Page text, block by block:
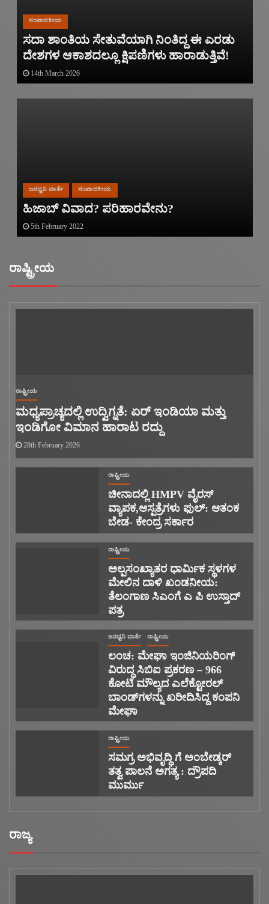
ಸಂಪಾದಕೀಯ
ಸದಾ ಶಾಂತಿಯ ಸೇತುವೆಯಾಗಿ ನಿಂತಿದ್ದ ಈ ಎರಡು
ದೇಶಗಳ ಆಕಾಶದಲ್ಲೂ ಕ್ಷಿಪಣಿಗಳು ಹಾರಾಡುತ್ತಿವೆ!
14th March 2026
ಜನಧ್ವನಿ ವಾರ್ತೆ ಸಂಪಾದಕೀಯ
ಹಿಜಾಬ್ ವಿವಾದ? ಪರಿಹಾರವೇನು?
5th February 2022
ರಾಷ್ಟ್ರೀಯ
ರಾಷ್ಟ್ರೀಯ
ಮಧ್ಯಪ್ರಾಚ್ಯದಲ್ಲಿ ಉದ್ವಿಗ್ನತೆ: ಏರ್ ಇಂಡಿಯಾ ಮತ್ತು
ಇಂಡಿಗೋ ವಿಮಾನ ಹಾರಾಟ ರದ್ದು
28th February 2026
ರಾಷ್ಟ್ರೀಯ
ಚೀನಾದಲ್ಲಿ HMPV ವೈರಸ್
ವ್ಯಾಪಕ,ಆಸ್ಪತ್ರೆಗಳು ಫುಲ್: ಆತಂಕ
ಬೇಡ- ಕೇಂದ್ರ ಸರ್ಕಾರ
ರಾಷ್ಟ್ರೀಯ
ಅಲ್ಪಸಂಖ್ಯಾತರ ಧಾರ್ಮಿಕ ಸ್ಥಳಗಳ
ಮೇಲಿನ ದಾಳಿ ಖಂಡನೀಯ:
ತೆಲಂಗಾಣ ಸಿಎಂಗೆ ಎ ಪಿ ಉಸ್ತಾದ್
ಪತ್ರ
ಜನಧ್ವನಿ ವಾರ್ತೆ ರಾಷ್ಟ್ರೀಯ
ಲಂಚ: ಮೇಘಾ ಇಂಜಿನಿಯರಿಂಗ್
ವಿರುದ್ಧ ಸಿಬಿಐ ಪ್ರಕರಣ – 966
ಕೋಟಿ ಮೌಲ್ಯದ ಎಲೆಕ್ಟೋರಲ್
ಬಾಂಡ್‌ಗಳನ್ನು ಖರೀದಿಸಿದ್ದ ಕಂಪನಿ
ಮೇಘಾ
ರಾಷ್ಟ್ರೀಯ
ಸಮಗ್ರ ಅಭಿವೃದ್ಧಿ ಗೆ ಅಂಬೇಡ್ಕರ್
ತತ್ವ ಪಾಲನೆ ಅಗತ್ಯ : ದ್ರೌಪದಿ
ಮುರ್ಮು
ರಾಜ್ಯ